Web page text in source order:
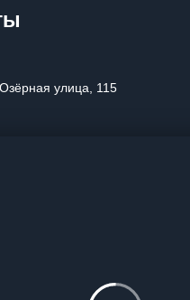
улица, 115